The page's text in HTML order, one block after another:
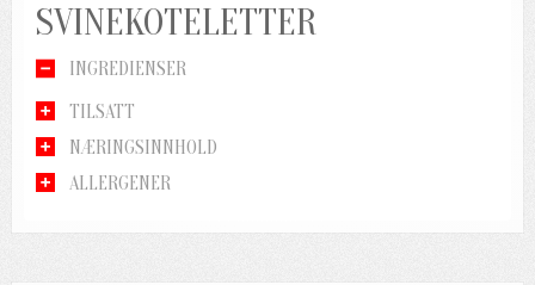
SVINEKOTELETTER
INGREDIENSER
TILSATT
NÆRINGSINNHOLD
ALLERGENER